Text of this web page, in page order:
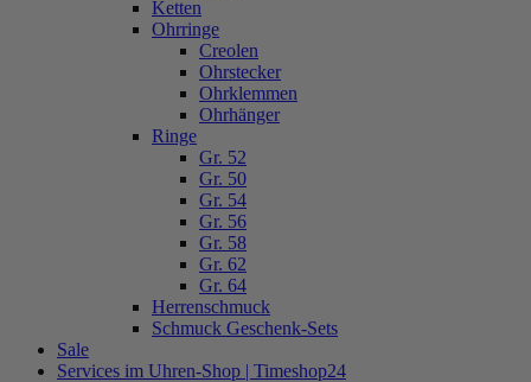
Ketten
Ohrringe
Creolen
Ohrstecker
Ohrklemmen
Ohrhänger
Ringe
Gr. 52
Gr. 50
Gr. 54
Gr. 56
Gr. 58
Gr. 62
Gr. 64
Herrenschmuck
Schmuck Geschenk-Sets
Sale
Services im Uhren-Shop | Timeshop24